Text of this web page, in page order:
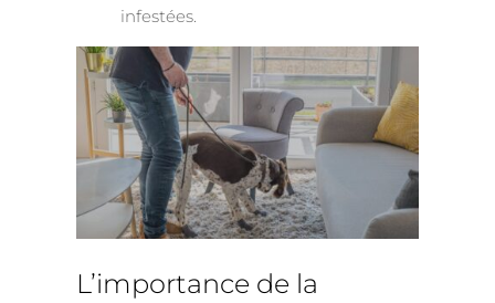
infestées.
L’importance de la